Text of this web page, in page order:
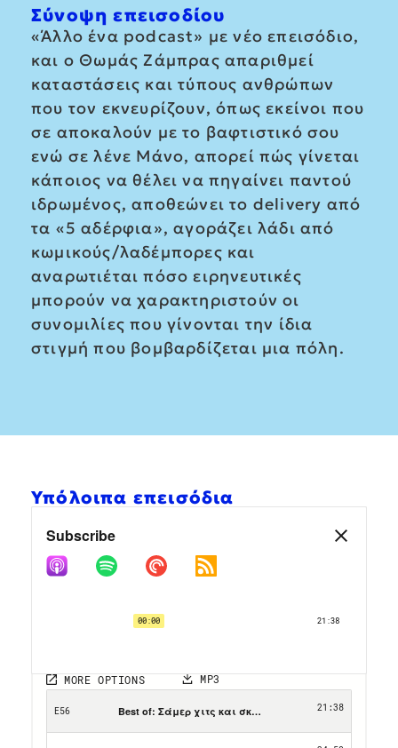
Σύνοψη επεισοδίου
«Άλλο ένα podcast» με νέο επεισόδιο,
και ο Θωμάς Ζάμπρας απαριθμεί
καταστάσεις και τύπους ανθρώπων
που τον εκνευρίζουν, όπως εκείνοι που
σε αποκαλούν με το βαφτιστικό σου
ενώ σε λένε Μάνο, απορεί πώς γίνεται
κάποιος να θέλει να πηγαίνει παντού
ιδρωμένος, αποθεώνει το delivery από
τα «5 αδέρφια», αγοράζει λάδι από
κωμικούς/λαδέμπορες και
αναρωτιέται πόσο ειρηνευτικές
μπορούν να χαρακτηριστούν οι
συνομιλίες που γίνονται την ίδια
στιγμή που βομβαρδίζεται μια πόλη.
Υπόλοιπα επεισόδια